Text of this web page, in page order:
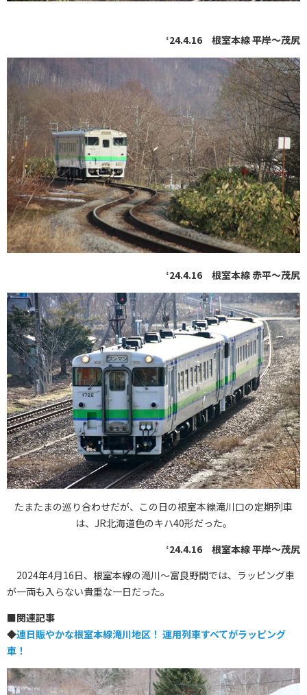
‘24.4.16 根室本線 平岸〜茂尻
‘24.4.16 根室本線 赤平〜茂尻
たまたまの巡り合わせだが、この日の根室本線滝川口の定期列車
は、JR北海道色のキハ40形だった。
‘24.4.16 根室本線 平岸〜茂尻
2024年4月16日、根室本線の滝川～富良野間では、ラッピング車
が一両も入らない貴重な一日だった。
■関連記事
◆連日賑やかな根室本線滝川地区！ 運用列車すべてがラッピング
車！